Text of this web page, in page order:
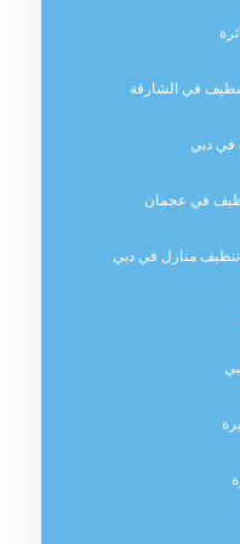
في الشارقة
في دبي
في عجمان
تنظيف منازل في دبي